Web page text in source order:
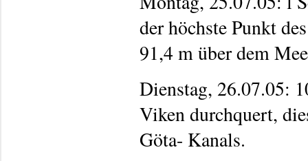
der höchste Punkt
91,4 m über dem
Dienstag, 26.07.05:
Viken durchquert,
Göta- Kanals.